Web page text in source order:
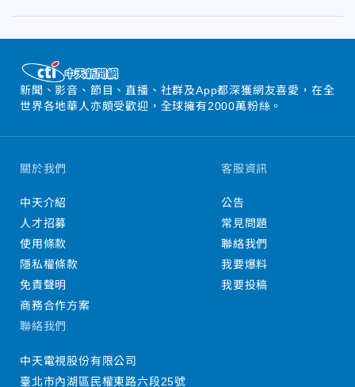
新聞、影音、節目、直播、社群及App都深獲網友喜愛，在全
世界各地華人亦頗受歡迎，全球擁有2000萬粉絲。
關於我們
中天介紹
人才招募
使用條款
隱私權條款
免責聲明
商務合作方案
客服資訊
公告
常見問題
聯絡我們
我要爆料
我要投稿
聯絡我們
中天電視股份有限公司
臺北市內湖區民權東路六段25號